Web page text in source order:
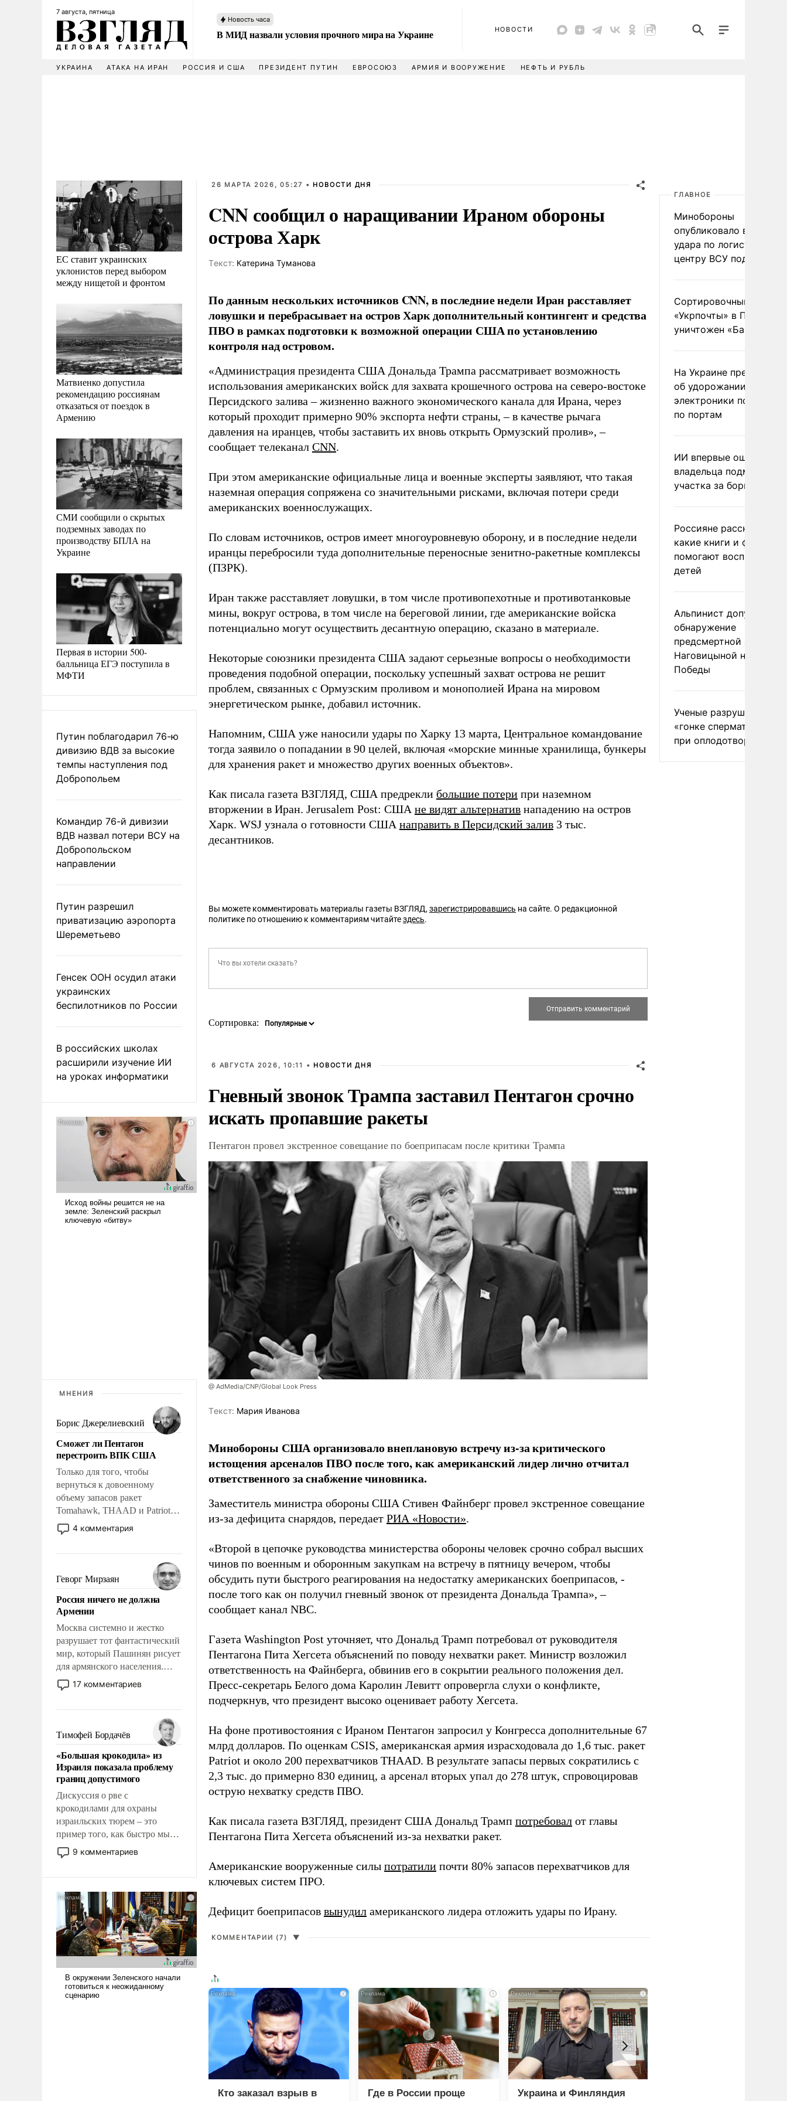
7 августа, пятница
Новость часа
В МИД назвали условия прочного мира на Украине НОВОСТИ
УКРАИНА АТАКА НА ИРАН РОССИЯ И США ПРЕЗИДЕНТ ПУТИН ЕВРОСОЮЗ АРМИЯ И ВООРУЖЕНИЕ НЕФТЬ И РУБЛЬ
ЕС ставит украинских
уклонистов перед выбором
между нищетой и фронтом
Матвиенко допустила
рекомендацию россиянам
отказаться от поездок в
Армению
СМИ сообщили о скрытых
подземных заводах по
производству БПЛА на
Украине
Первая в истории 500-
балльница ЕГЭ поступила в
МФТИ
Путин поблагодарил 76-ю
дивизию ВДВ за высокие
темпы наступления под
Добропольем
Командир 76-й дивизии
ВДВ назвал потери ВСУ на
Добропольском
направлении
Путин разрешил
приватизацию аэропорта
Шереметьево
Генсек ООН осудил атаки
украинских
беспилотников по России
В российских школах
расширили изучение ИИ
на уроках информатики
МНЕНИЯ
Борис Джерелиевский
Сможет ли Пентагон
перестроить ВПК США
Только для того, чтобы
вернуться к довоенному
объему запасов ракет
Tomahawk, THAAD и Patriot
США потребуется более трех
лет. Даже небольшая война с
Сложившаяся ситуация
означает многолетний период
уязвимости США, например,
перед Китаем.
4 комментария
Геворг Мирзаян
Россия ничего не должна
Армении
Москва системно и жестко
разрушает тот фантастический
мир, который Пашинян рисует
для армянского населения.
Мир, где политические
прожекты будут безусловно
налогоплательщиков и где
Еревану за свои поступки не
нужно отвечать.
17 комментариев
Тимофей Бордачёв
«Большая крокодила» из
Израиля показала проблему
границ допустимого
Дискуссия о рве с
крокодилами для охраны
израильских тюрем – это
пример того, как быстро мы
двигаемся по пути
революционных изменений.
псевдонаучной фантастики,
стало всерьез обсуждаемой
идеей.
9 комментариев
26 МАРТА 2026, 05:27 • НОВОСТИ ДНЯ
CNN сообщил о наращивании Ираном обороны
острова Харк
Tекст: Катерина Туманова
По данным нескольких источников CNN, в последние недели Иран расставляет
ловушки и перебрасывает на остров Харк дополнительный контингент и средства
ПВО в рамках подготовки к возможной операции США по установлению
контроля над островом.
«Администрация президента США Дональда Трампа рассматривает возможность
использования американских войск для захвата крошечного острова на северо-востоке
Персидского залива – жизненно важного экономического канала для Ирана, через
который проходит примерно 90% экспорта нефти страны, – в качестве рычага
давления на иранцев, чтобы заставить их вновь открыть Ормузский пролив», –
сообщает телеканал CNN.
При этом американские официальные лица и военные эксперты заявляют, что такая
наземная операция сопряжена со значительными рисками, включая потери среди
американских военнослужащих.
По словам источников, остров имеет многоуровневую оборону, и в последние недели
иранцы перебросили туда дополнительные переносные зенитно-ракетные комплексы
(ПЗРК).
Иран также расставляет ловушки, в том числе противопехотные и противотанковые
мины, вокруг острова, в том числе на береговой линии, где американские войска
потенциально могут осуществить десантную операцию, сказано в материале.
Некоторые союзники президента США задают серьезные вопросы о необходимости
проведения подобной операции, поскольку успешный захват острова не решит
проблем, связанных с Ормузским проливом и монополией Ирана на мировом
энергетическом рынке, добавил источник.
Напомним, США уже наносили удары по Харку 13 марта, Центральное командование
тогда заявило о попадании в 90 целей, включая «морские минные хранилища, бункеры
для хранения ракет и множество других военных объектов».
Как писала газета ВЗГЛЯД, США предрекли большие потери при наземном
вторжении в Иран. Jerusalem Post: США не видят альтернатив нападению на остров
Харк. WSJ узнала о готовности США направить в Персидский залив 3 тыс.
десантников.
Вы можете комментировать материалы газеты ВЗГЛЯД, зарегистрировавшись на сайте. О редакционной
политике по отношению к комментариям читайтездесь.
Сортировка:
6 АВГУСТА 2026, 10:11 • НОВОСТИ ДНЯ
Гневный звонок Трампа заставил Пентагон срочно
искать пропавшие ракеты
Пентагон провел экстренное совещание по боеприпасам после критики Трампа
@ AdMedia/CNP/Global Look Press
Tекст: Мария Иванова
Минобороны США организовало внеплановую встречу из-за критического
истощения арсеналов ПВО после того, как американский лидер лично отчитал
ответственного за снабжение чиновника.
Заместитель министра обороны США Стивен Файнберг провел экстренное совещание
из-за дефицита снарядов, передает РИА «Новости».
«Второй в цепочке руководства министерства обороны человек срочно собрал высших
чинов по военным и оборонным закупкам на встречу в пятницу вечером, чтобы
обсудить пути быстрого реагирования на недостатку американских боеприпасов, -
после того как он получил гневный звонок от президента Дональда Трампа», –
сообщает канал NBC.
Газета Washington Post уточняет, что Дональд Трамп потребовал от руководителя
Пентагона Пита Хегсета объяснений по поводу нехватки ракет. Министр возложил
ответственность на Файнберга, обвинив его в сокрытии реального положения дел.
Пресс-секретарь Белого дома Каролин Левитт опровергла слухи о конфликте,
подчеркнув, что президент высоко оценивает работу Хегсета.
На фоне противостояния с Ираном Пентагон запросил у Конгресса дополнительные 67
млрд долларов. По оценкам CSIS, американская армия израсходовала до 1,6 тыс. ракет
Patriot и около 200 перехватчиков THAAD. В результате запасы первых сократились с
2,3 тыс. до примерно 830 единиц, а арсенал вторых упал до 278 штук, спровоцировав
острую нехватку средств ПВО.
Как писала газета ВЗГЛЯД, президент США Дональд Трамп потребовал от главы
Пентагона Пита Хегсета объяснений из-за нехватки ракет.
Американские вооруженные силы потратили почти 80% запасов перехватчиков для
ключевых систем ПРО.
Дефицит боеприпасов вынудил американского лидера отложить удары по Ирану.
КОММЕНТАРИИ (7) ▼
i
Кто заказал взрыв в
i
Где в России проще
i
Украина и Финляндия
ГЛАВНОЕ
Минобороны
опубликовало видео
удара по
центру ВСУ под Киевом
Сортировочный пункт
«Укрпочты» в
уничтожен
На Украине
об удорожании
электроники после
по портам
ИИ впервые
владельца
участка за борщевик
Россияне рассказали,
какие книги и фильмы
помогают воспитывать
детей
Альпинист допустил
обнаружение
предсмертной записки
Наговицыной на пике
Победы
Ученые разрушили миф
«гонке
при оплодотворении